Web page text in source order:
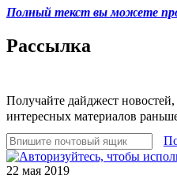
Полный текст вы можете
Рассылка
Получайте дайджест
интересных материалов
22 мая 2019